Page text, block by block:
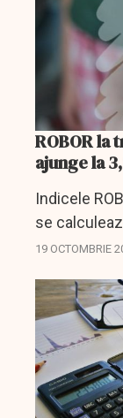
ROBOR la
ajunge la
Indicele
se
dobânda
joi,...
19 OCTOMBRIE